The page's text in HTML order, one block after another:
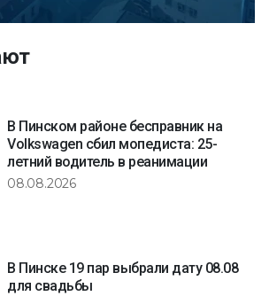
В Пинском районе бесправник на
Volkswagen сбил мопедиста: 25-
летний водитель в реанимации
08.08.2026
В Пинске 19 пар выбрали дату 08.08
для свадьбы